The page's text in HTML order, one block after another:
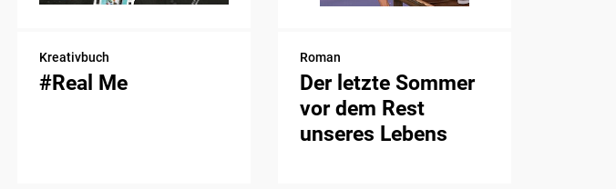
Kreativbuch
#Real Me
Roman
Der letzte Sommer
vor dem Rest
unseres Lebens